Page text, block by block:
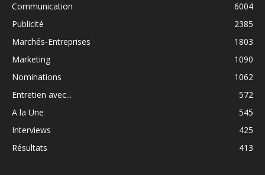
Communication
6004
Publicité
2385
Marchés-Entreprises
1803
Marketing
1090
Nominations
1062
Entretien avec...
572
A la Une
545
Interviews
425
Résultats
413